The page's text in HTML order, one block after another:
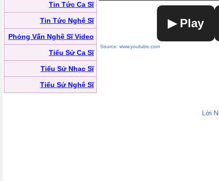
Tin Tức Ca Sĩ
Tin Tức Nghệ Sĩ
Phỏng Vấn Nghệ Sĩ Video
Tiểu Sử Ca Sĩ
Tiểu Sử Nhạc Sĩ
Tiểu Sử Nghệ Sĩ
▶ Play
Source: www.youtube.com
Lời